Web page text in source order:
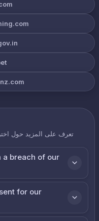
تعرف على المزيد حول
a breach of our
for our